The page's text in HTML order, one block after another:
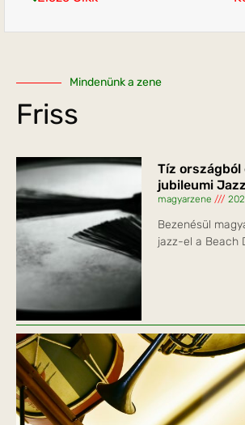
Mindenünk a zene
Friss
Tíz országból
jubileumi
magyarzene
Bezenésül
jazz-el a Beach